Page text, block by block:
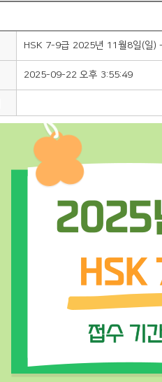
HSK 7-9급 2025년 11월8일(일)
2025-09-22 오후 3:55:49